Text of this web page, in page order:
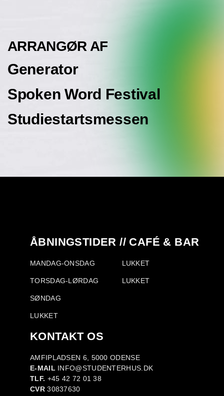
ARRANGØR AF
Generator
Spoken Word Festival
Studiestartsmessen
ÅBNINGSTIDER // CAFÉ & BAR
MANDAG-ONSDAG
TORSDAG-LØRDAG
SØNDAG
LUKKET
LUKKET
LUKKET
KONTAKT OS
AMFIPLADSEN 6, 5000 ODENSE
E-MAILINFO@STUDENTERHUS.DK
TLF. +45 42 72 01 38
CVR30837630